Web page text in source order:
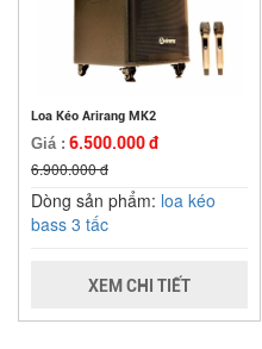
Loa Kéo Arirang MK2
Giá : 6.500.000 đ
6.900.000 đ
Dòng sản phẩm: loa kéo
bass 3 tấc
XEM CHI TIẾT